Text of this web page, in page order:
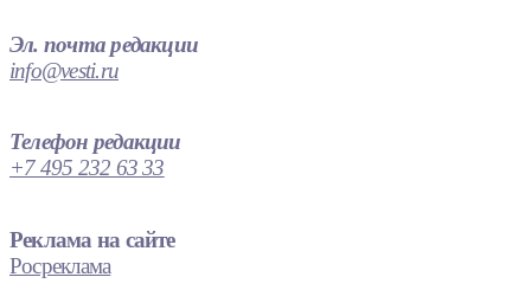
Эл. почта редакции
info@vesti.ru
Телефон редакции
+7 495 232 63 33
Реклама на сайте
Росреклама